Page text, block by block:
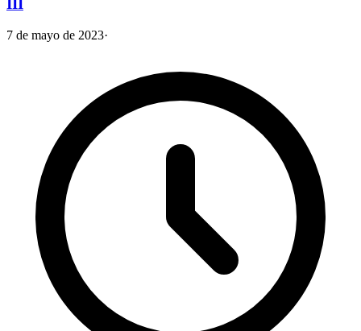
7 de mayo de 2023·